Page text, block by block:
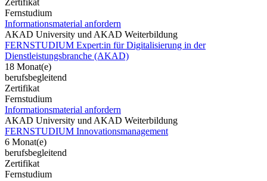
Zertifikat
Fernstudium
Informationsmaterial anfordern
AKAD University und AKAD Weiterbildung
FERNSTUDIUM Expert:in für Digitalisierung in der
Dienstleistungsbranche (AKAD)
18 Monat(e)
berufsbegleitend
Zertifikat
Fernstudium
Informationsmaterial anfordern
AKAD University und AKAD Weiterbildung
FERNSTUDIUM Innovationsmanagement
6 Monat(e)
berufsbegleitend
Zertifikat
Fernstudium